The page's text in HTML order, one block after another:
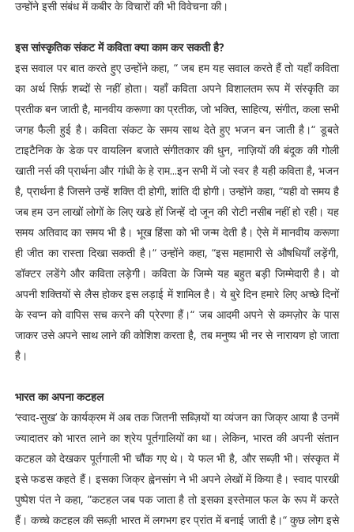
उन्होंने इसी संबंध में कबीर के विचारों की भी विवेचना की।
इस सांस्कृतिक संकट में कविता क्या काम कर सकती है?
इस सवाल पर बात करते हुए उन्होंने कहा, “ जब हम यह सवाल करते हैं तो यहाँ कविता
का अर्थ सिर्फ़ शब्दों से नहीं होता। यहाँ कविता अपने विशालतम रूप में संस्कृति का
प्रतीक बन जाती है, मानवीय करूणा का प्रतीक, जो भक्ति, साहित्य, संगीत, कला सभी
जगह फैली हुई है। कविता संकट के समय साथ देते हुए भजन बन जाती है।“ डूबते
टाइटैनिक के डेक पर वायलिन बजाते संगीतकार की धुन, नाज़ियों की बंदूक की गोली
खाती नर्स की प्रार्थना और गांधी के हे राम...इन सभी में जो स्वर है यही कविता है, भजन
है, प्रार्थना है जिसने उन्हें शक्ति दी होगी, शांति दी होगी। उन्होंने कहा, “यही वो समय है
जब हम उन लाखों लोगों के लिए खडे हों जिन्हें दो जून की रोटी नसीब नहीं हो रही। यह
समय अतिवाद का समय भी है। भूख हिंसा को भी जन्म देती है। ऐसे में मानवीय करूणा
ही जीत का रास्ता दिखा सकती है।“ उन्होंने कहा, “इस महामारी से औषधियाँ लड़ेंगी,
डॉक्टर लडेंगे और कविता लड़ेगी। कविता के जिम्मे यह बहुत बड़ी जिम्मेदारी है। वो
अपनी शक्तियों से लैस होकर इस लड़ाई में शामिल है। ये बुरे दिन हमारे लिए अच्छे दिनों
के स्वप्न को वापिस सच करने की प्रेरणा हैं।“ जब आदमी अपने से कमज़ोर के पास
जाकर उसे अपने साथ लाने की कोशिश करता है, तब मनुष्य भी नर से नारायण हो जाता
है।
भारत का अपना कटहल
‘स्वाद-सुख’ के कार्यक्रम में अब तक जितनी सब्ज़ियों या व्यंजन का जिक्र आया है उनमें
ज्यादातर को भारत लाने का श्रेय पूर्तगालियों का था। लेकिन, भारत की अपनी संतान
कटहल को देखकर पूर्तगाली भी चौंक गए थे। ये फल भी है, और सब्ज़ी भी। संस्कृत में
इसे फडस कहते हैं। इसका जिक्र ह्वेनसांग ने भी अपने लेखों में किया है। स्वाद पारखी
पुष्पेश पंत ने कहा, ”कटहल जब पक जाता है तो इसका इस्तेमाल फल के रूप में करते
हैं। कच्चे कटहल की सब्ज़ी भारत में लगभग हर प्रांत में बनाई जाती है।“ कुछ लोग इसे